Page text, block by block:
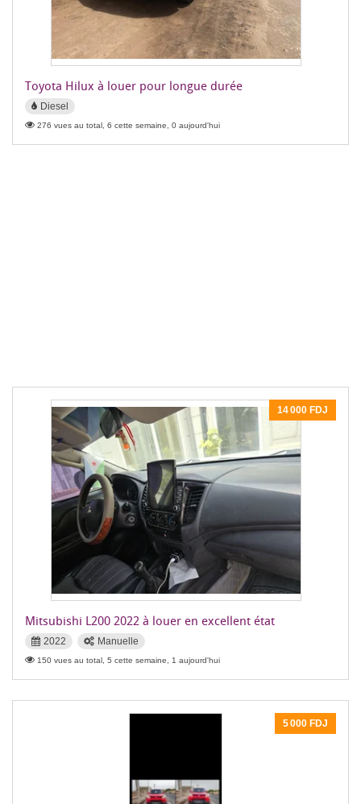
Toyota Hilux à louer pour longue durée
Diesel
276 vues au total, 6 cette semaine, 0 aujourd'hui
14 000 FDJ
Mitsubishi L200 2022 à louer en excellent état
2022 Manuelle
150 vues au total, 5 cette semaine, 1 aujourd'hui
5 000 FDJ